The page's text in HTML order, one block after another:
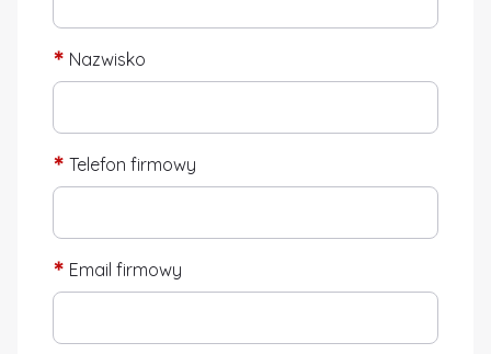
Nazwisko
*
Telefon firmowy
*
Email firmowy
*